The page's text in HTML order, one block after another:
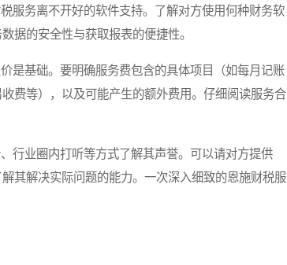
务离不开好的软件支持。了解对方使用何种财务软
据的安全性与获取报表的便捷性。
基础。要明确服务费包含的具体项目（如每月记账
费等），以及可能产生的额外费用。仔细阅读服务合
业圈内打听等方式了解其声誉。可以请对方提供
其解决实际问题的能力。一次深入细致的恩施财税服